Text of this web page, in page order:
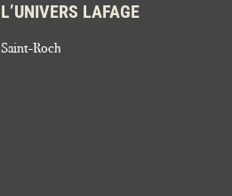
L’UNIVERS LAFAGE
Saint-Roch